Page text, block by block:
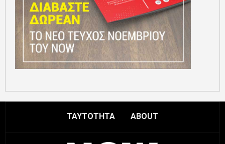
ΤΑΥΤΟΤΗΤΑ ABOUT